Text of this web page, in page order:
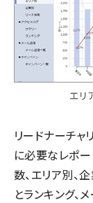
エリ
リードナーチ
に必要なレポ
数、エリア別、
とランキング、